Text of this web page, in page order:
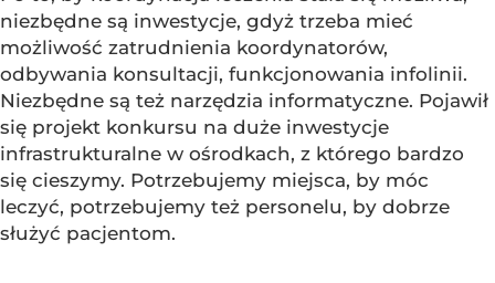
niezbędne są inwestycje, gdyż trzeba mieć
możliwość zatrudnienia koordynatorów,
odbywania konsultacji, funkcjonowania infolinii.
Niezbędne są też narzędzia informatyczne. Pojawił
się projekt konkursu na duże inwestycje
infrastrukturalne w ośrodkach, z którego bardzo
się cieszymy. Potrzebujemy miejsca, by móc
leczyć, potrzebujemy też personelu, by dobrze
służyć pacjentom.